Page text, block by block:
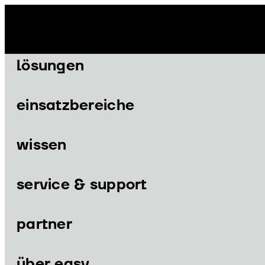
Menü
lösungen
einsatzbereiche
wissen
service & support
partner